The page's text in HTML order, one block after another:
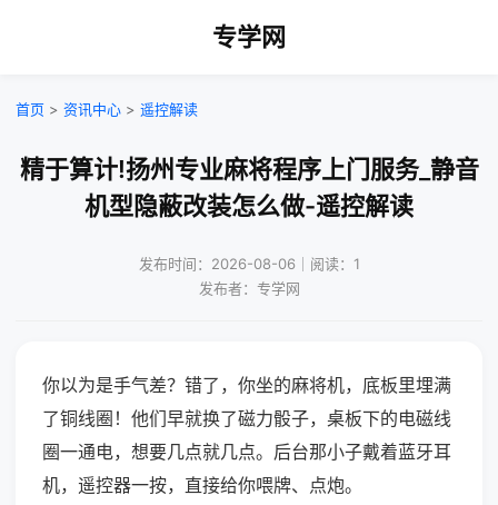
专学网
首页 > 资讯中心 > 遥控解读
精于算计!扬州专业麻将程序上门服务_静音
机型隐蔽改装怎么做-遥控解读
发布时间：2026-08-06｜阅读：1
发布者：专学网
你以为是手气差？错了，你坐的麻将机，底板里埋满
了铜线圈！他们早就换了磁力骰子，桌板下的电磁线
圈一通电，想要几点就几点。后台那小子戴着蓝牙耳
机，遥控器一按，直接给你喂牌、点炮。